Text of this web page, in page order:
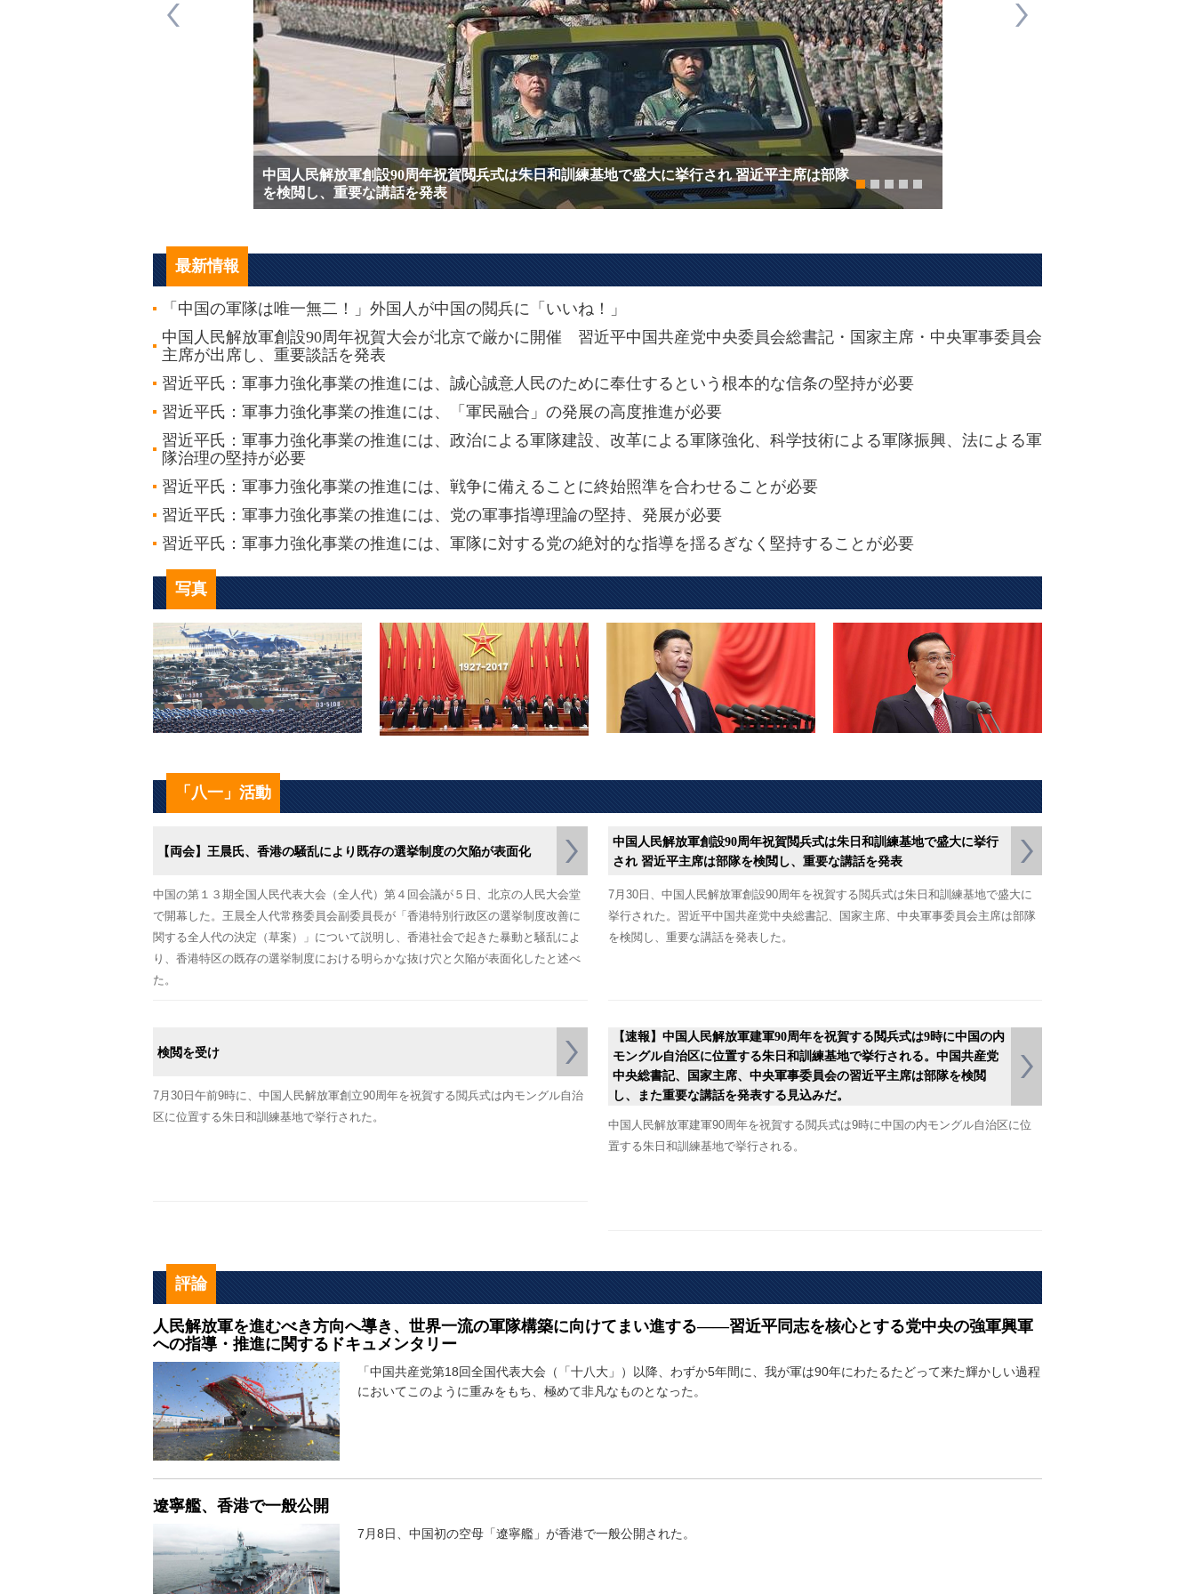
中国人民解放軍創設90周年祝賀閲兵式は朱日和訓練基地で盛大に挙行され 習近平主席は部隊
を検閲し、重要な講話を発表
最新情報
「中国の軍隊は唯一無二！」外国人が中国の閲兵に「いいね！」
中国人民解放軍創設90周年祝賀大会が北京で厳かに開催 習近平中国共産党中央委員会総書記・国家主席・中央軍事委員会
主席が出席し、重要談話を発表
習近平氏：軍事力強化事業の推進には、誠心誠意人民のために奉仕するという根本的な信条の堅持が必要
習近平氏：軍事力強化事業の推進には、「軍民融合」の発展の高度推進が必要
習近平氏：軍事力強化事業の推進には、政治による軍隊建設、改革による軍隊強化、科学技術による軍隊振興、法による軍
隊治理の堅持が必要
習近平氏：軍事力強化事業の推進には、戦争に備えることに終始照準を合わせることが必要
習近平氏：軍事力強化事業の推進には、党の軍事指導理論の堅持、発展が必要
習近平氏：軍事力強化事業の推進には、軍隊に対する党の絶対的な指導を揺るぎなく堅持することが必要
写真
「八一」活動
【両会】王晨氏、香港の騒乱により既存の選挙制度の欠陥が表面化
中国の第１３期全国人民代表大会（全人代）第４回会議が５日、北京の人民大会堂
で開幕した。王晨全人代常務委員会副委員長が「香港特別行政区の選挙制度改善に
関する全人代の決定（草案）」について説明し、香港社会で起きた暴動と騒乱によ
り、香港特区の既存の選挙制度における明らかな抜け穴と欠陥が表面化したと述べ
た。
中国人民解放軍創設90周年祝賀閲兵式は朱日和訓練基地で盛大に挙行
され 習近平主席は部隊を検閲し、重要な講話を発表
7月30日、中国人民解放軍創設90周年を祝賀する閲兵式は朱日和訓練基地で盛大に
挙行された。習近平中国共産党中央総書記、国家主席、中央軍事委員会主席は部隊
を検閲し、重要な講話を発表した。
検閲を受け
7月30日午前9時に、中国人民解放軍創立90周年を祝賀する閲兵式は内モングル自治
区に位置する朱日和訓練基地で挙行された。
【速報】中国人民解放軍建軍90周年を祝賀する閲兵式は9時に中国の内
モングル自治区に位置する朱日和訓練基地で挙行される。中国共産党
中央総書記、国家主席、中央軍事委員会の習近平主席は部隊を検閲
し、また重要な講話を発表する見込みだ。
中国人民解放軍建軍90周年を祝賀する閲兵式は9時に中国の内モングル自治区に位
置する朱日和訓練基地で挙行される。
評論
人民解放軍を進むべき方向へ導き、世界一流の軍隊構築に向けてまい進する――習近平同志を核心とする党中央の強軍興軍
への指導・推進に関するドキュメンタリー
「中国共産党第18回全国代表大会（「十八大」）以降、わずか5年間に、我が軍は90年にわたるたどって来た輝かしい過程
においてこのように重みをもち、極めて非凡なものとなった。
遼寧艦、香港で一般公開
7月8日、中国初の空母「遼寧艦」が香港で一般公開された。